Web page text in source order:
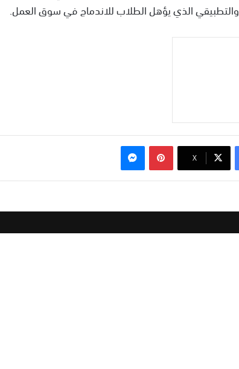
والتطبيقي الذي يؤهل الطلاب للاندماج في سوق العمل.
‫X
بينتيريست